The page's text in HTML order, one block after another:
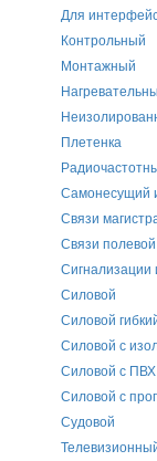
Для
Контрольный
Монтажный
Плетенка
Самонесущий
Связи
Связи полевой
Сигнализации
Силовой
Силовой
Силовой с
Силовой с
Силовой с
Судовой